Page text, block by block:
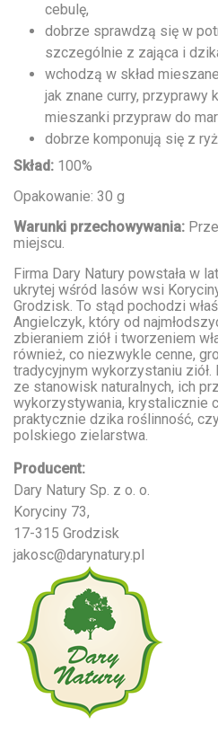
cebulę,
dobrze sprawdzą się w
szczególnie z zająca i
wchodzą w skład
jak znane curry, przyprawy
mieszanki przypraw do
dobrze komponują się z
Skład: 100%
Opakowanie: 30 g
Warunki przechowywania:
miejscu.
Firma Dary Natury powstała w
ukrytej wśród lasów wsi
Grodzisk. To stąd pochodzi
Angielczyk, który od
zbieraniem ziół i tworzeniem
również, co niezwykle cenne,
tradycyjnym wykorzystaniu ziół.
ze stanowisk naturalnych, ich
wykorzystywania, krystalicznie
praktycznie dzika roślinność,
polskiego zielarstwa.
Producent:
Dary Natury Sp. z o. o.
Koryciny 73,
17-315 Grodzisk
jakosc@darynatury.pl